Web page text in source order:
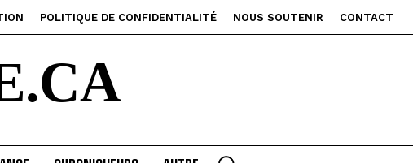
POLITIQUE DE CONFIDENTIALITÉ NOUS SOUTENIR CONTACT